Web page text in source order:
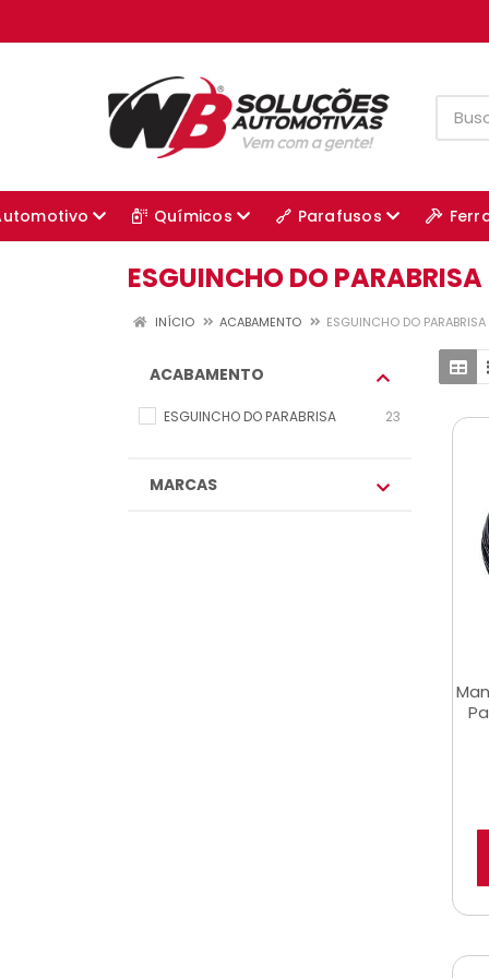
Químicos Parafusos
ESGUINCHO DO PARABRISA
INÍCIO ACABAMENTO ESGUINCHO DO PARABRISA
ACABAMENTO
ESGUINCHO DO PARABRISA 23
MARCAS